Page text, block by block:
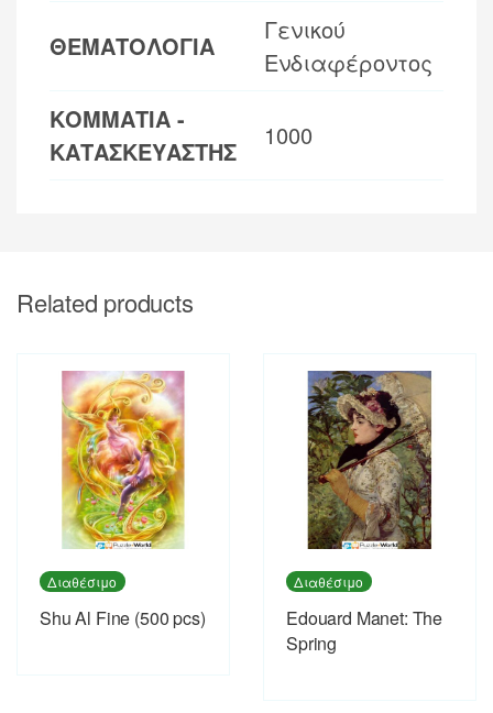
ΘΕΜΑΤΟΛΟΓΙΑ
Γενικού
Ενδιαφέροντος
ΚΟΜΜΑΤΙΑ -
ΚΑΤΑΣΚΕΥΑΣΤΗΣ
1000
Related products
Διαθέσιμο
Shu Al Fine (500 pcs)
Διαθέσιμο
Εdouard Manet: The
Spring